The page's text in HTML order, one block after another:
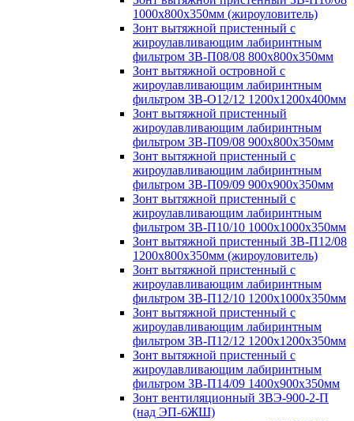
1000х800х350мм (жироуловитель)
Зонт вытяжной пристенный с
жироулавливающим лабиринтным
фильтром ЗВ-П08/08 800х800х350мм
Зонт вытяжной островной с
жироулавливающим лабиринтным
фильтром ЗВ-О12/12 1200х1200х400мм
Зонт вытяжной пристенный
жироулавливающим лабиринтным
фильтром ЗВ-П09/08 900х800х350мм
Зонт вытяжной пристенный с
жироулавливающим лабиринтным
фильтром ЗВ-П09/09 900х900х350мм
Зонт вытяжной пристенный с
жироулавливающим лабиринтным
фильтром ЗВ-П10/10 1000х1000х350мм
Зонт вытяжной пристенный ЗВ-П12/08
1200х800х350мм (жироуловитель)
Зонт вытяжной пристенный с
жироулавливающим лабиринтным
фильтром ЗВ-П12/10 1200х1000х350мм
Зонт вытяжной пристенный с
жироулавливающим лабиринтным
фильтром ЗВ-П12/12 1200х1200х350мм
Зонт вытяжной пристенный с
жироулавливающим лабиринтным
фильтром ЗВ-П14/09 1400х900х350мм
Зонт вентиляционный ЗВЭ-900-2-П
(над ЭП-6ЖШ)